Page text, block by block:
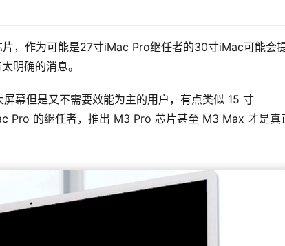
，作为可能是27寸iMac Pro继任者的30寸iMac可能会
明确的消息。
幕但是又不需要效能为主的用户，有点类似 15 寸
Pro 的继任者，推出 M3 Pro 芯片甚至 M3 Max 才是真